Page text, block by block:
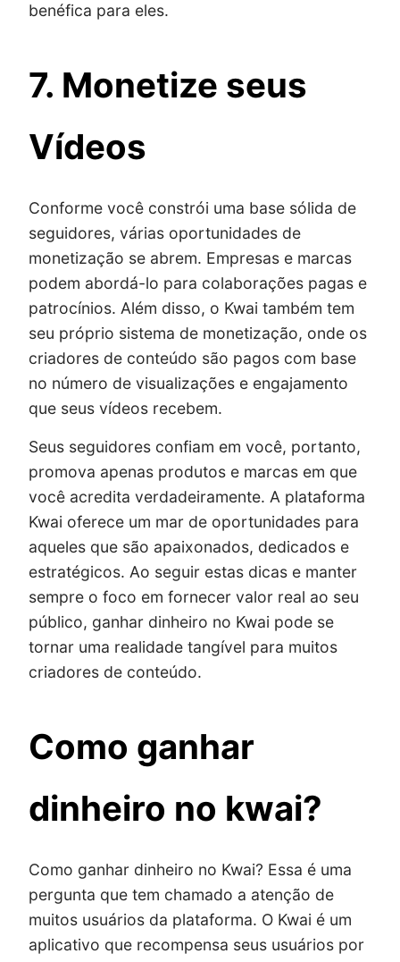
benéfica para eles.
7. Monetize seus
Vídeos
Conforme você constrói uma base sólida de
seguidores, várias oportunidades de
monetização se abrem. Empresas e marcas
podem abordá-lo para colaborações pagas e
patrocínios. Além disso, o Kwai também tem
seu próprio sistema de monetização, onde os
criadores de conteúdo são pagos com base
no número de visualizações e engajamento
que seus vídeos recebem.
Seus seguidores confiam em você, portanto,
promova apenas produtos e marcas em que
você acredita verdadeiramente. A plataforma
Kwai oferece um mar de oportunidades para
aqueles que são apaixonados, dedicados e
estratégicos. Ao seguir estas dicas e manter
sempre o foco em fornecer valor real ao seu
público, ganhar dinheiro no Kwai pode se
tornar uma realidade tangível para muitos
criadores de conteúdo.
Como ganhar
dinheiro no kwai?
Como ganhar dinheiro no Kwai? Essa é uma
pergunta que tem chamado a atenção de
muitos usuários da plataforma. O Kwai é um
aplicativo que recompensa seus usuários por